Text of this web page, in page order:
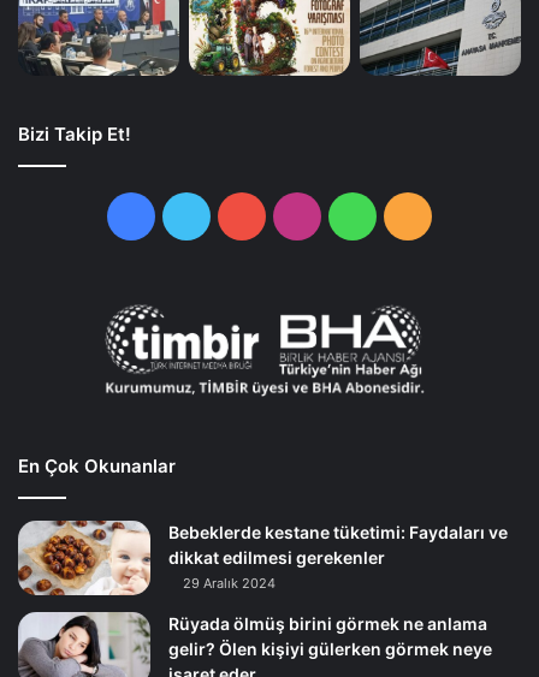
Bizi Takip Et!
FacebookTwitterYouTubeInstagramWhatsApp
RSS
En Çok Okunanlar
Bebeklerde kestane tüketimi: Faydaları ve
dikkat edilmesi gerekenler
29 Aralık 2024
Rüyada ölmüş birini görmek ne anlama
gelir? Ölen kişiyi gülerken görmek neye